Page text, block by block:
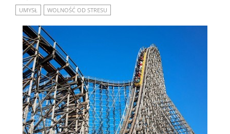
UMYSŁ WOLNOŚĆ OD STRESU